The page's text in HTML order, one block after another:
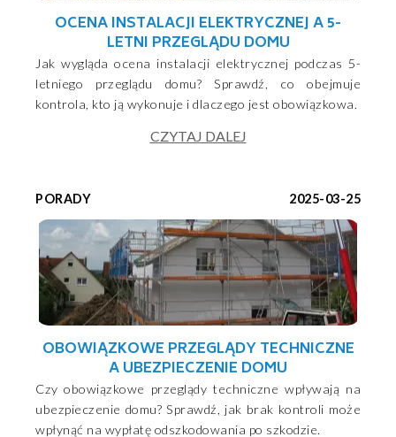
OCENA INSTALACJI ELEKTRYCZNEJ A 5-
LETNI PRZEGLĄDU DOMU
Jak wygląda ocena instalacji elektrycznej podczas 5-
letniego przeglądu domu? Sprawdź, co obejmuje
kontrola, kto ją wykonuje i dlaczego jest obowiązkowa.
CZYTAJ DALEJ
PORADY 2025-03-25
OBOWIĄZKOWE PRZEGLĄDY TECHNICZNE
A UBEZPIECZENIE DOMU
Czy obowiązkowe przeglądy techniczne wpływają na
ubezpieczenie domu? Sprawdź, jak brak kontroli może
wpłynąć na wypłatę odszkodowania po szkodzie.